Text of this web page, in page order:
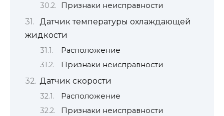
Признаки неисправности
Датчик температуры охлаждающей
жидкости
Расположение
Признаки неисправности
Датчик скорости
Расположение
Признаки неисправности